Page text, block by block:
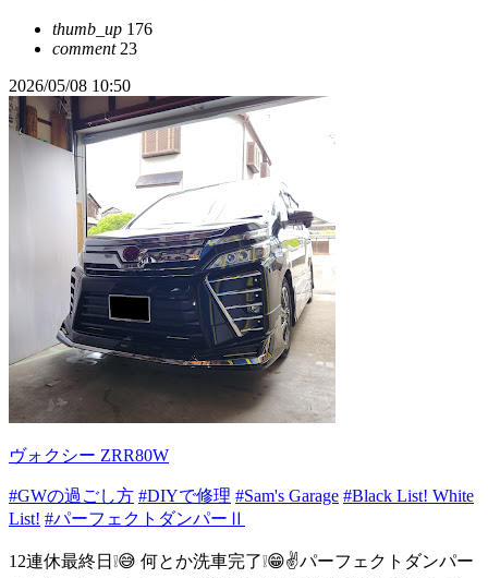
thumb_up 176
comment23
2026/05/08 10:50
ヴォクシー ZRR80W
#GWの過ごし方 #DIYで修理 #Sam's Garage #Black List! White
List! #パーフェクトダンパーⅡ
12連休最終日❕😅 何とか洗車完了❕😁✌パーフェクトダンパー